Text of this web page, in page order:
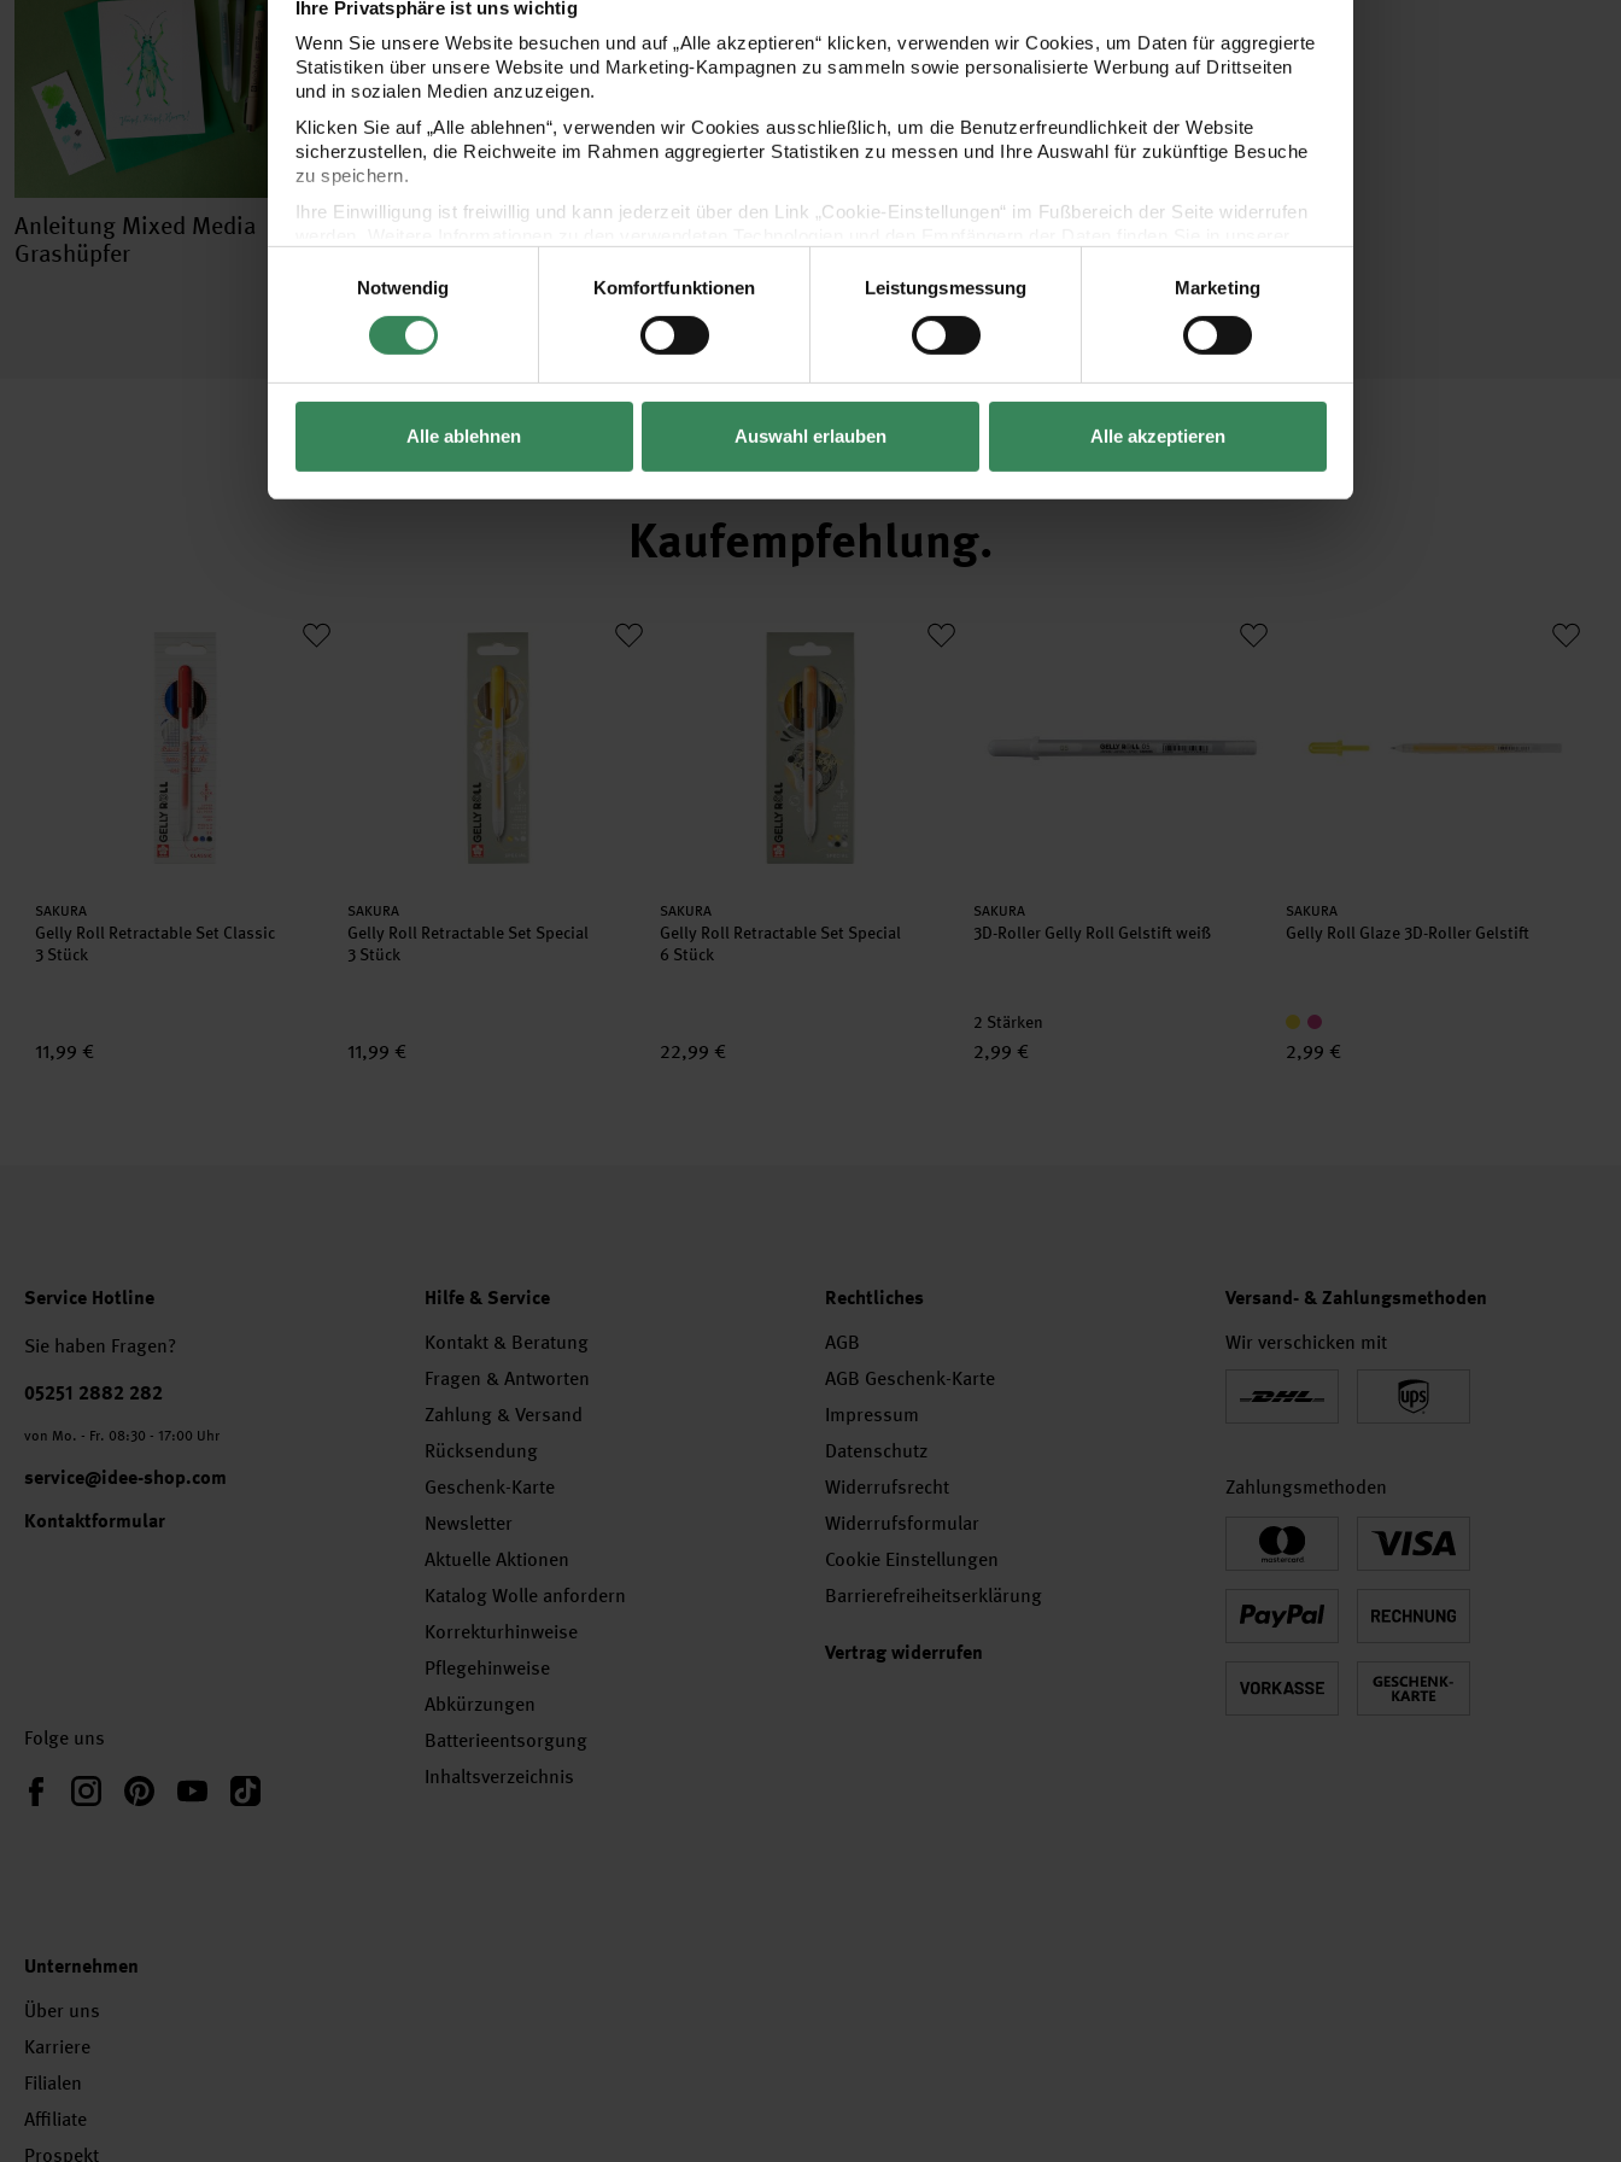
Ihre Privatsphäre ist uns wichtig
Wenn Sie unsere Website besuchen und auf „Alle akzeptieren“ klicken, verwenden wir Cookies, um Daten für aggregierte
Statistiken über unsere Website und Marketing-Kampagnen zu sammeln sowie personalisierte Werbung auf Drittseiten
und in sozialen Medien anzuzeigen.
Klicken Sie auf „Alle ablehnen“, verwenden wir Cookies ausschließlich, um die Benutzerfreundlichkeit der Website
sicherzustellen, die Reichweite im Rahmen aggregierter Statistiken zu messen und Ihre Auswahl für zukünftige Besuche
zu speichern.
Ihre Einwilligung ist freiwillig und kann jederzeit über den Link „Cookie-Einstellungen“ im Fußbereich der Seite widerrufen
Impressum
Datenschutz Vertrag widerrufen
Notwendig
Komfortfunktionen Leistungsmessung Marketing
Alle ablehnen Auswahl erlauben Alle akzeptieren
Anleitung Mixed Media
Grashüpfer
Kaufempfehlung
Hersteller:
SAKURA
Gelly Roll Retractable Set Classic
3 Stück
11,99 €
Hersteller:
SAKURA
Gelly Roll Retractable Set Special
3 Stück
11,99 €
Hersteller:
SAKURA
Gelly Roll Retractable Set Special
6 Stück
22,99 €
Hersteller:
SAKURA
3D-Roller Gelly Roll Gelstift weiß
2 Stärken
2,99 €
Hersteller:
SAKURA
Gelly Roll Glaze 3D-Roller Gelstift
2,99 €
Service Hotline
Sie haben Fragen?
Telefonnummer
05251 2882 282
von Mo. - Fr. 08:30 - 17:00 Uhr
service@idee-shop.com
Kontaktformular
Folge uns
FacebookInstagramPinterestYouTubeTikTok
Hilfe & Service
Kontakt & Beratung
Fragen & Antworten
Zahlung & Versand
Rücksendung
Geschenk-Karte
Newsletter
Aktuelle Aktionen
Katalog Wolle anfordern
Korrekturhinweise
Pflegehinweise
Abkürzungen
Batterieentsorgung
Inhaltsverzeichnis
Rechtliches
AGB
AGB Geschenk-Karte
Impressum
Datenschutz
Widerrufsrecht
Widerrufsformular
Cookie Einstellungen
Barrierefreiheitserklärung
Vertrag widerrufen
Versand- & Zahlungsmethoden
Wir verschicken mit
Zahlungsmethoden
Unternehmen
Über uns
Karriere
Filialen
Affiliate
Prospekt